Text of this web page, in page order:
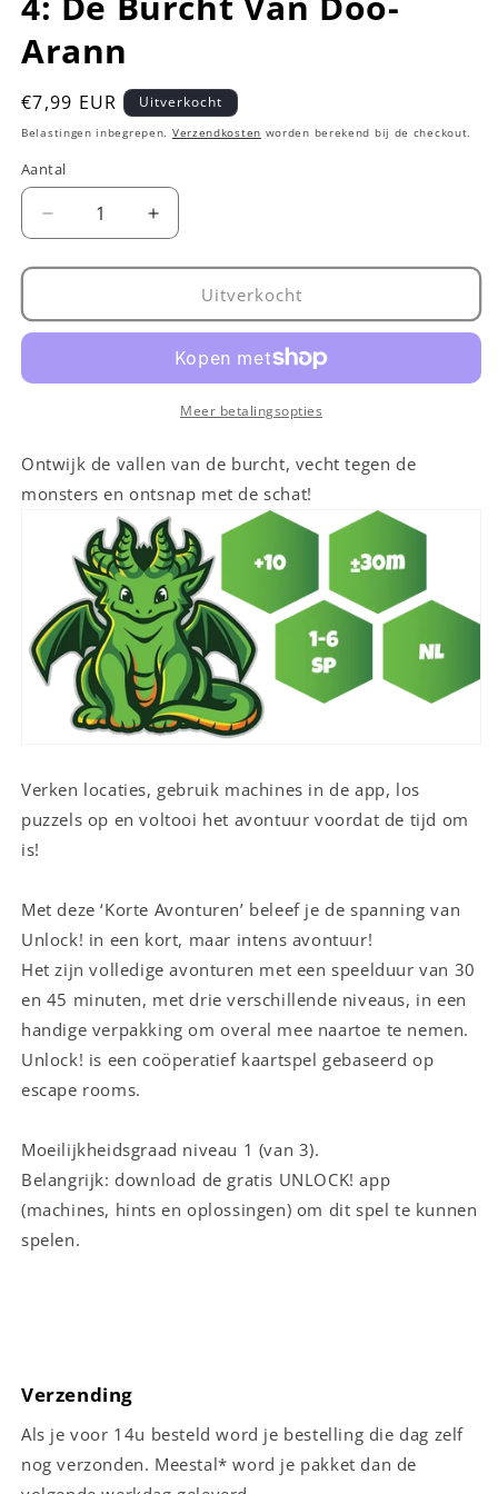
Arann
Normale
prijs
€7,99 EUR Uitverkocht
Belastingen inbegrepen. Verzendkosten worden berekend bij de checkout.
Aantal
Aantal
Aantal
verlagen
voor
Korte
Avonturen
De
Doo-
Arann
Aantal
verhogen
voor
Unlock!
Korte
Avonturen
De
Burcht
Doo-
Uitverkocht
Meer betalingsopties
Ontwijk de vallen van de burcht, vecht tegen de
monsters en ontsnap met de schat!
Verken locaties, gebruik machines in de app, los
puzzels op en voltooi het avontuur voordat de tijd om
is!
Met deze ‘Korte Avonturen’ beleef je de spanning van
Unlock! in een kort, maar intens avontuur!
Het zijn volledige avonturen met een speelduur van 30
en 45 minuten, met drie verschillende niveaus, in een
handige verpakking om overal mee naartoe te nemen.
Unlock! is een coöperatief kaartspel gebaseerd op
escape rooms.
Moeilijkheidsgraad niveau 1 (van 3).
Belangrijk: download de gratis UNLOCK! app
(machines, hints en oplossingen) om dit spel te kunnen
spelen.
Verzending
Als je voor 14u besteld word je bestelling die dag zelf
nog verzonden. Meestal* word je pakket dan de